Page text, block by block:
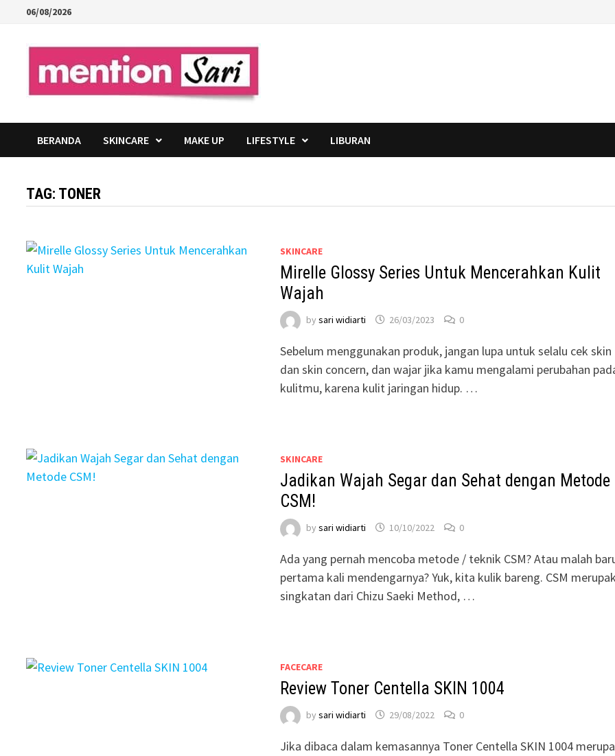
content
06/08/2026
BERANDA SKINCARE MAKE UP LIFESTYLE LIBURAN
TAG: TONER
SKINCARE
Mirelle Glossy Series Untuk Mencerahkan Kulit
Wajah
by sari widiarti 26/03/2023 0
Sebelum menggunakan produk, jangan lupa untuk selalu cek
dan skin concern, dan wajar jika kamu mengalami perubahan
kulitmu, karena kulit jaringan hidup. …
SKINCARE
Jadikan Wajah Segar dan Sehat dengan Metode
CSM!
by sari widiarti 10/10/2022 0
Ada yang pernah mencoba metode / teknik CSM? Atau malah
pertama kali mendengarnya? Yuk, kita kulik bareng. CSM
singkatan dari Chizu Saeki Method, …
FACECARE
Review Toner Centella SKIN 1004
by sari widiarti 29/08/2022 0
Jika dibaca dalam kemasannya Toner Centella SKIN 1004